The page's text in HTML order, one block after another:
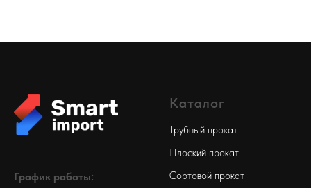
График работы:
Каталог
Трубный прокат
Плоский прокат
Сортовой прокат